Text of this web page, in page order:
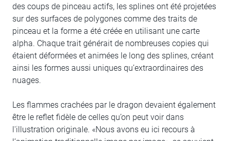
des coups de pinceau actifs, les splines ont été projetées
sur des surfaces de polygones comme des traits de
pinceau et la forme a été créée en utilisant une carte
alpha. Chaque trait générait de nombreuses copies qui
étaient déformées et animées le long des splines, créant
ainsi les formes aussi uniques qu’extraordinaires des
nuages.
Les flammes crachées par le dragon devaient également
être le reflet fidèle de celles qu’on peut voir dans
l'illustration originale. «Nous avons eu ici recours à